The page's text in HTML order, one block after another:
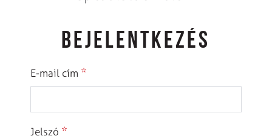
BEJELENTKEZÉS
E-mail cím *
Jelszó *